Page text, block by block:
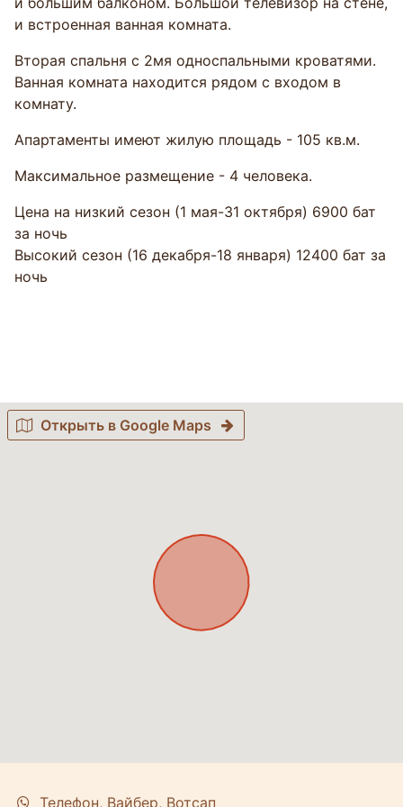
и встроенная ванная комната.
Вторая спальня с 2мя односпальными кроватями.
Ванная комната находится рядом с входом в
комнату.
Апартаменты имеют жилую площадь - 105 кв.м.
Максимальное размещение - 4 человека.
Цена на низкий сезон (1 мая-31 октября) 6900 бат
за ночь
Высокий сезон (16 декабря-18 января) 12400 бат за
ночь
Открыть в Google Maps
Телефон, Вайбер, Вотсап